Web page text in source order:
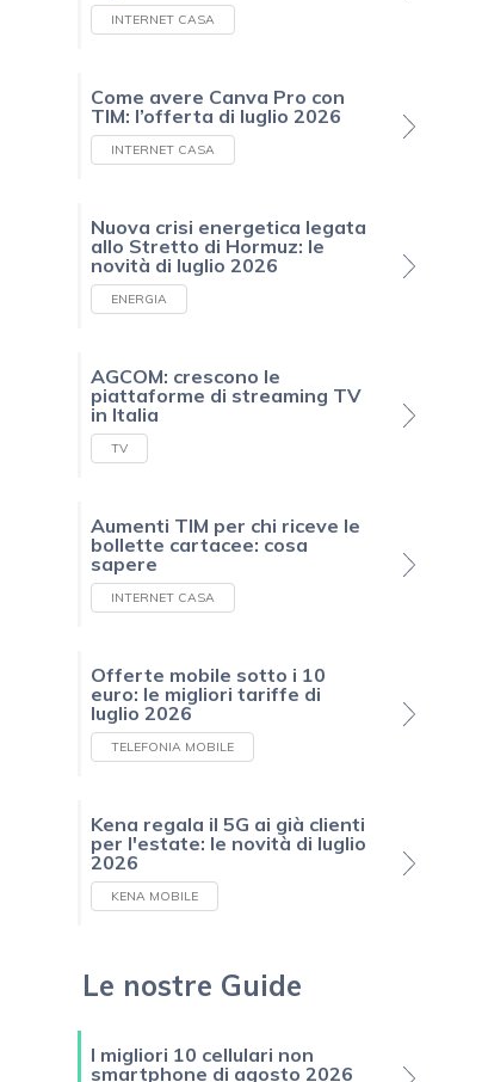
INTERNET CASA
Come avere Canva Pro con
TIM: l’offerta di luglio 2026
INTERNET CASA
Nuova crisi energetica legata
allo Stretto di Hormuz: le
novità di luglio 2026
ENERGIA
AGCOM: crescono le
piattaforme di streaming TV
in Italia
TV
Aumenti TIM per chi riceve le
bollette cartacee: cosa
sapere
INTERNET CASA
Offerte mobile sotto i 10
euro: le migliori tariffe di
luglio 2026
TELEFONIA MOBILE
Kena regala il 5G ai già clienti
per l'estate: le novità di luglio
2026
KENA MOBILE
Le nostre Guide
I migliori 10 cellulari non
smartphone di agosto 2026